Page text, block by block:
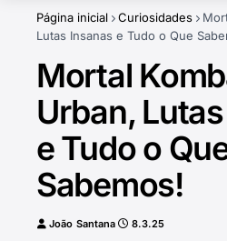
Página inicial Curiosidades
Lutas Insanas e Tudo o Que
Mortal
Urban,
e Tudo o
Sabemos!
João Santana 8.3.25